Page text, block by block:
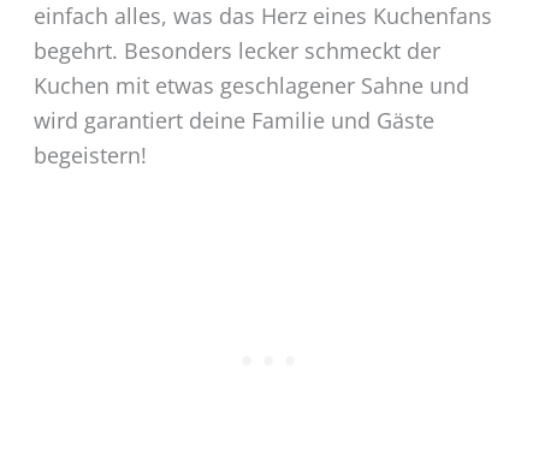
einfach alles, was das Herz eines Kuchenfans
begehrt. Besonders lecker schmeckt der
Kuchen mit etwas geschlagener Sahne und
wird garantiert deine Familie und Gäste
begeistern!